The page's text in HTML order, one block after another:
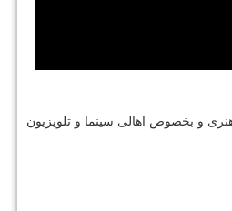
و بخصوص اهالی سینما و تلویزیون